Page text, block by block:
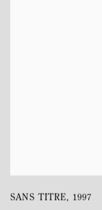
SANS TITRE, 1997